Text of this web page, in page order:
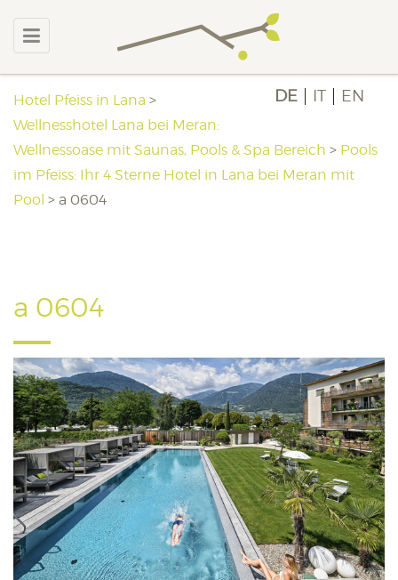
DE IT EN
Hotel Pfeiss in Lana >
Wellnesshotel Lana bei Meran:
Wellnessoase mit Saunas, Pools & Spa Bereich > Pools
im Pfeiss: Ihr 4 Sterne Hotel in Lana bei Meran mit
Pool > a 0604
a 0604